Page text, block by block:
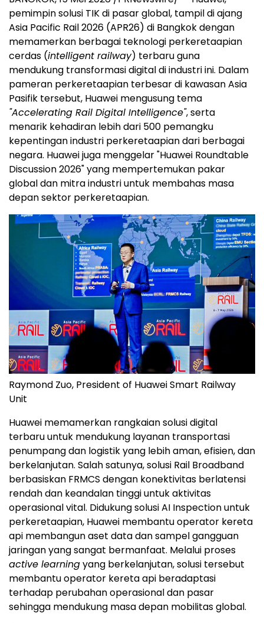
pemimpin solusi TIK di pasar global, tampil di ajang
Asia Pacific Rail 2026 (APR26) di Bangkok dengan
memamerkan berbagai teknologi perkeretaapian
cerdas (intelligent railway) terbaru guna
mendukung transformasi digital di industri ini. Dalam
pameran perkeretaapian terbesar di kawasan Asia
Pasifik tersebut, Huawei mengusung tema
"Accelerating Rail Digital Intelligence", serta
menarik kehadiran lebih dari 500 pemangku
kepentingan industri perkeretaapian dari berbagai
negara. Huawei juga menggelar "Huawei Roundtable
Discussion 2026" yang mempertemukan pakar
global dan mitra industri untuk membahas masa
depan sektor perkeretaapian.
Raymond Zuo, President of Huawei Smart Railway
Unit
Huawei memamerkan rangkaian solusi digital
terbaru untuk mendukung layanan transportasi
penumpang dan logistik yang lebih aman, efisien, dan
berkelanjutan. Salah satunya, solusi Rail Broadband
berbasiskan FRMCS dengan konektivitas berlatensi
rendah dan keandalan tinggi untuk aktivitas
operasional vital. Didukung solusi AI Inspection untuk
perkeretaapian, Huawei membantu operator kereta
api membangun aset data dan sampel gangguan
jaringan yang sangat bermanfaat. Melalui proses
active learningyang berkelanjutan, solusi tersebut
membantu operator kereta api beradaptasi
terhadap perubahan operasional dan pasar
sehingga mendukung masa depan mobilitas global.